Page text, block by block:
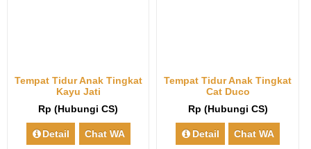
Tempat Tidur Anak Tingkat
Kayu Jati
Rp (Hubungi CS)
Detail Chat WA
Tempat Tidur Anak Tingkat
Cat Duco
Rp (Hubungi CS)
Detail Chat WA